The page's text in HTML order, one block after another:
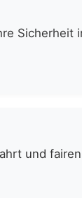
Sicherheit
und fairen